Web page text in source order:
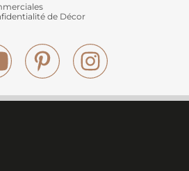
de Décor
YouTube Pinterest